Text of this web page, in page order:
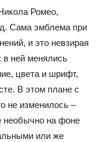
Ромео,
Сама эмблема при
и это невзирая
в ней менялись
цвета и шрифт,
В этом плане с
не изменилось –
необычно на фоне
или же